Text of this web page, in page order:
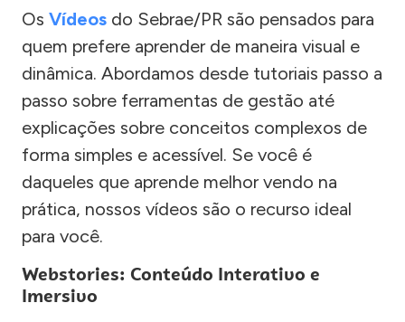
Os Vídeos do Sebrae/PR são pensados para
quem prefere aprender de maneira visual e
dinâmica. Abordamos desde tutoriais passo a
passo sobre ferramentas de gestão até
explicações sobre conceitos complexos de
forma simples e acessível. Se você é
daqueles que aprende melhor vendo na
prática, nossos vídeos são o recurso ideal
para você.
Webstories: Conteúdo Interativo e
Imersivo